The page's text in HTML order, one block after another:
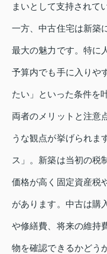
まいとして支持されて
一方、中古住宅は新築
最大の魅力です。特に
予算内でも手に入りや
たい」といった条件を
両者のメリットと注意
うな観点が挙げられま
ス」。新築は当初の税
価格が高く固定資産税
があります。中古は購
や修繕費、将来の維持
物を確認できるかどう